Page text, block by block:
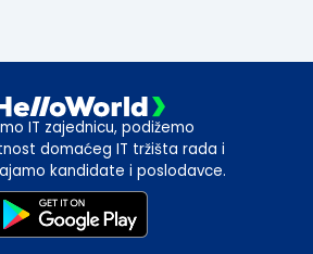
IT zajednicu, podižemo
domaćeg IT tržišta rada i
kandidate i poslodavce.